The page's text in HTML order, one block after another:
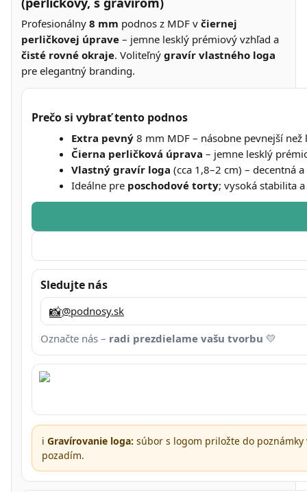
Profesionálny 8 mm podnos z MDF v čiernej
perličkovej úprave – jemne lesklý prémiový vzhľad a
čisté rovné okraje. Voliteľný gravír vlastného loga
pre elegantný branding.
Prečo si vybrať tento podnos
Extra pevný 8 mm MDF – násobne pevnejší
Čierna perličková úprava – jemne lesklý
Vlastný gravír loga (cca 1,8–2 cm) – decentná
Ideálne pre poschodové torty; vysoká stabilita
Sledujte nás
📸@podnosy.sk
Označte nás – radi prezdielame vašu tvorbu 💛
ℹ️ Gravírovanie loga: súbor s logom priložte do
pozadím.